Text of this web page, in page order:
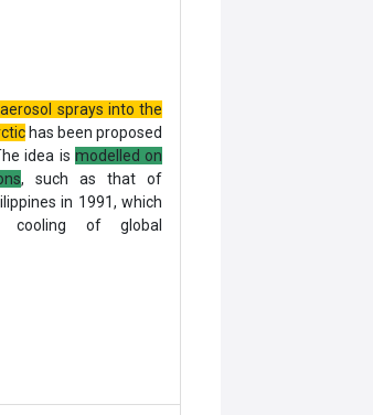
sprays into the
has been proposed
idea is modelled on
, such as that of
in 1991, which
of global